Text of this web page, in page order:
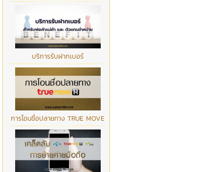
บริการรับฝากเบอร์
การโอนชื่อปลายทาง TRUE MOVE